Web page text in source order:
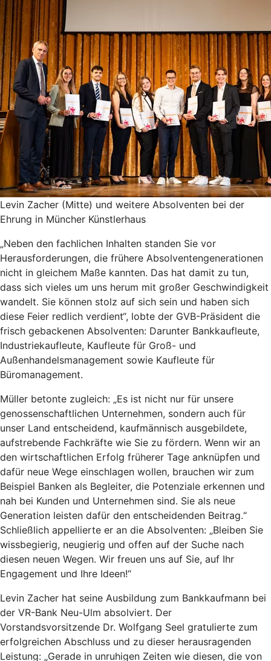
Levin Zacher (Mitte) und weitere Absolventen bei der
Ehrung in Müncher Künstlerhaus
„Neben den fachlichen Inhalten standen Sie vor
Herausforderungen, die frühere Absolventengenerationen
nicht in gleichem Maße kannten. Das hat damit zu tun,
dass sich vieles um uns herum mit großer Geschwindigkeit
wandelt. Sie können stolz auf sich sein und haben sich
diese Feier redlich verdient“, lobte der GVB-Präsident die
frisch gebackenen Absolventen: Darunter Bankkaufleute,
Industriekaufleute, Kaufleute für Groß- und
Außenhandelsmanagement sowie Kaufleute für
Büromanagement.
Müller betonte zugleich: „Es ist nicht nur für unsere
genossenschaftlichen Unternehmen, sondern auch für
unser Land entscheidend, kaufmännisch ausgebildete,
aufstrebende Fachkräfte wie Sie zu fördern. Wenn wir an
den wirtschaftlichen Erfolg früherer Tage anknüpfen und
dafür neue Wege einschlagen wollen, brauchen wir zum
Beispiel Banken als Begleiter, die Potenziale erkennen und
nah bei Kunden und Unternehmen sind. Sie als neue
Generation leisten dafür den entscheidenden Beitrag.“
Schließlich appellierte er an die Absolventen: „Bleiben Sie
wissbegierig, neugierig und offen auf der Suche nach
diesen neuen Wegen. Wir freuen uns auf Sie, auf Ihr
Engagement und Ihre Ideen!“
Levin Zacher hat seine Ausbildung zum Bankkaufmann bei
der VR-Bank Neu-Ulm absolviert. Der
Vorstandsvorsitzende Dr. Wolfgang Seel gratulierte zum
erfolgreichen Abschluss und zu dieser herausragenden
Leistung: „Gerade in unruhigen Zeiten wie diesen, die von